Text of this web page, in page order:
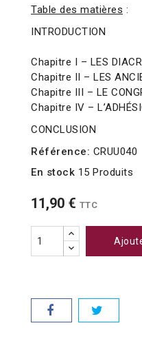
Table des matières :
INTRODUCTION
Chapitre I – LES
Chapitre II – LES
Chapitre III – LE
Chapitre IV –
CONCLUSION
Référence: CRUU040
En stock 15 Produits
11,90 € TTC